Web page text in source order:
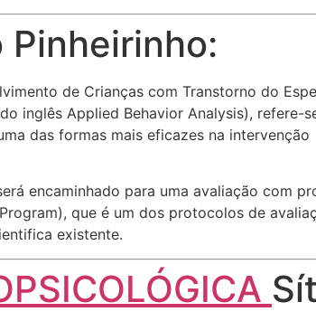
Pinheirinho:
de Crianças com Transtorno do
inglês Applied Behavior Analysis), refere-
das formas mais eficazes na
encaminhado para uma avaliação com
que é um dos protocolos de
existente.